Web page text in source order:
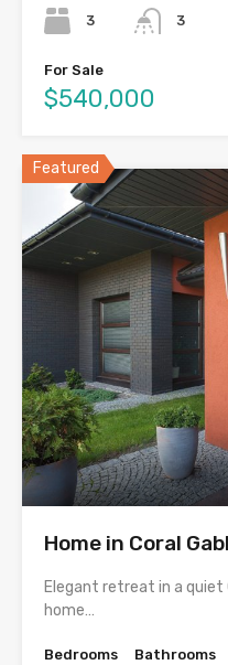
3
3
For Sale
$540,000
Featured
Home in Coral
Elegant retreat in a quiet
home…
Bedrooms
Bathrooms